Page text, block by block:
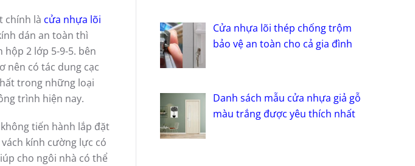
chính là cửa nhựa lõi
dán an toàn thì
2 lớp 5-9-5. bên
nên có tác dung cạc
trong những loại
trình hiện nay.
tiến hành lắp đặt
kính cường lực có
cho ngôi nhà có thể
Cửa nhựa lõi thép chống trộm
bảo vệ an toàn cho cả gia đình
Danh sách mẫu cửa nhựa giả gỗ
màu trắng được yêu thích nhất